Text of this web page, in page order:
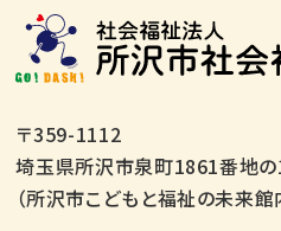
〒359-1112
埼玉県所沢市泉町1861番地の
（所沢市こどもと福祉の未来館